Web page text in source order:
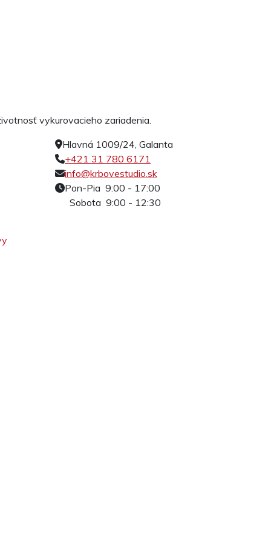
vykurovacieho zariadenia.
Hlavná 1009/24, Galanta
+421 31 780 6171
info@krbovestudio.sk
Pon-Pia 9:00 - 17:00
Sobota 9:00 - 12:30